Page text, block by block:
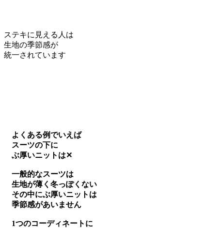
ステキに見える人は
生地の季節感が
統一されています
よくある例でいえば
スーツの下に
ぶ厚いニットは✕
一般的なスーツは
生地が薄く冬っぽくない
その中にぶ厚いニットは
季節感があいません
1つのコーディネートに